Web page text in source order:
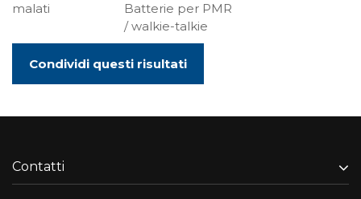
malati
Batterie per PMR
/ walkie-talkie
Condividi questi risultati
Contatti